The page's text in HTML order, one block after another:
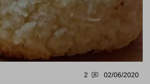
02/06/2020
2